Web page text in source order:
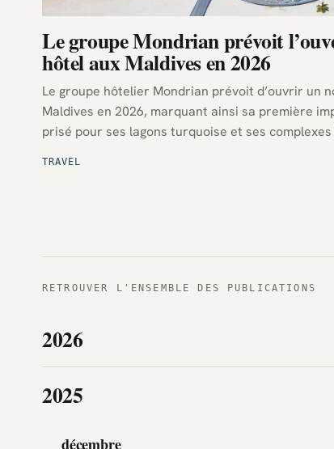
TRAVEL
Le groupe Mondrian prévoit
hôtel aux Maldives en 2026
Le groupe hôtelier Mondrian prévoit d’ouvrir un
Maldives en 2026, marquant ainsi sa première
prisé pour ses lagons turquoise et ses
RETROUVER L'ENSEMBLE DES PUBLICATIONS
2026
2025
décembre